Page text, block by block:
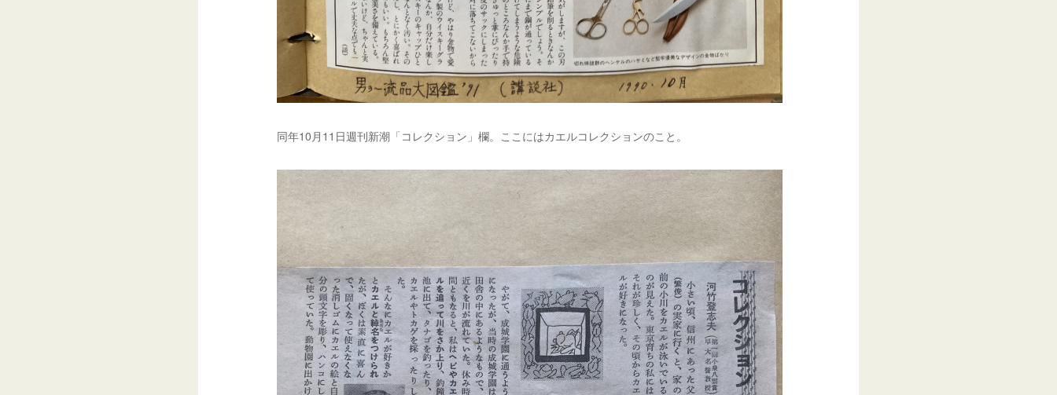
同年10月11日週刊新潮「コレクション」欄。ここにはカエルコレクションのこと。